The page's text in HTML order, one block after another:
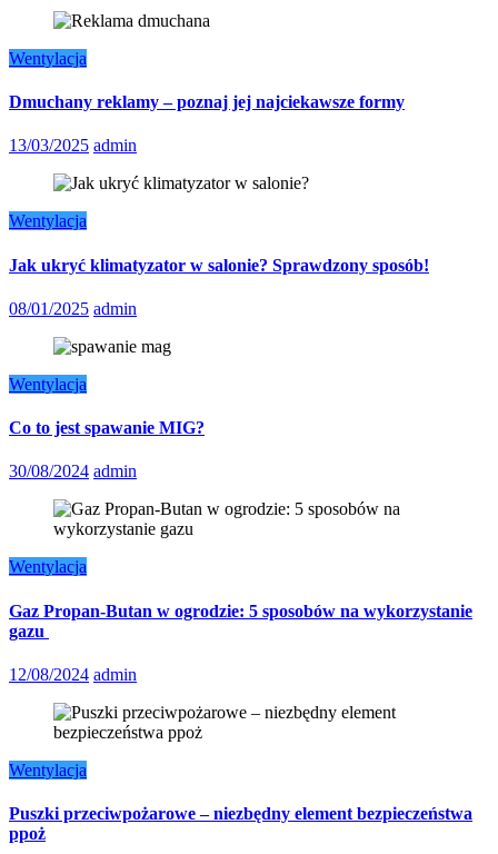
Wentylacja
Dmuchany reklamy – poznaj jej najciekawsze formy
13/03/2025 admin
Wentylacja
Jak ukryć klimatyzator w salonie? Sprawdzony sposób!
08/01/2025 admin
Wentylacja
Co to jest spawanie MIG?
30/08/2024 admin
Wentylacja
Gaz Propan-Butan w ogrodzie: 5 sposobów na wykorzystanie
gazu
12/08/2024 admin
Wentylacja
Puszki przeciwpożarowe – niezbędny element bezpieczeństwa
ppoż